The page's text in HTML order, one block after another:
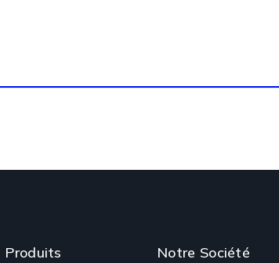
Produits Notre Société